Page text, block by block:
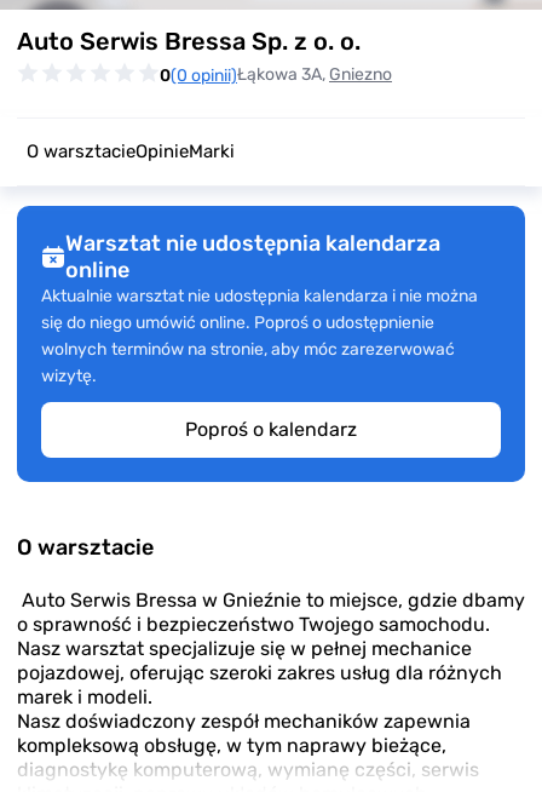
Auto Serwis Bressa Sp. z o. o.
0(0 opinii)Łąkowa 3A, Gniezno
O warsztacieOpinieMarki
Warsztat nie udostępnia kalendarza
online
Aktualnie warsztat nie udostępnia kalendarza i nie można
się do niego umówić online. Poproś o udostępnienie
wolnych terminów na stronie, aby móc zarezerwować
wizytę.
Poproś o kalendarz
O warsztacie
Auto Serwis Bressa w Gnieźnie to miejsce, gdzie dbamy
o sprawność i bezpieczeństwo Twojego samochodu.
Nasz warsztat specjalizuje się w pełnej mechanice
pojazdowej, oferując szeroki zakres usług dla różnych
marek i modeli.
Nasz doświadczony zespół mechaników zapewnia
kompleksową obsługę, w tym naprawy bieżące,
diagnostykę komputerową, wymianę części, serwis